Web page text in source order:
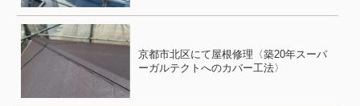
京都市北区にて屋根修理〈築20年スーパ
ーガルテクトへのカバー工法〉